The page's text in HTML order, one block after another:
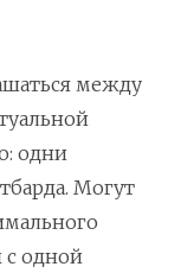
между
одни
Могут
с одной